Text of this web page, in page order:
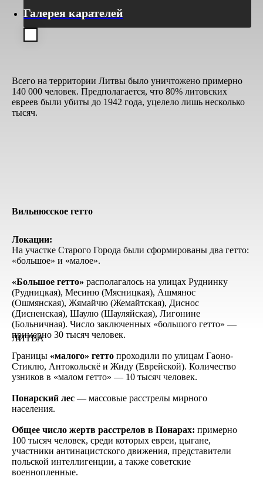
ЛИТВА
Галерея карателей
Всего на территории Литвы было уничтожено примерно
140 000 человек. Предполагается, что 80% литовских
евреев были убиты до 1942 года, уцелело лишь несколько
тысяч.
Вильнюсское гетто
Локации:
На участке Старого Города были сформированы два гетто:
«большое» и «малое».
«Большое гетто» располагалось на улицах Руднинку
(Рудницкая), Месиню (Мясницкая), Ашмянос
(Ошмянская), Жямайчю (Жемайтская), Диснос
(Дисненская), Шаулю (Шауляйская), Лигонине
(Больничная). Число заключенных «большого гетто» —
примерно 30 тысяч человек.
Границы «малого» гетто проходили по улицам Гаоно-
Стиклю, Антокольскё и Жиду (Еврейской). Количество
узников в «малом гетто» — 10 тысяч человек.
Понарский лес — массовые расстрелы мирного
населения.
Общее число жертв расстрелов в Понарах: примерно
100 тысяч человек, среди которых евреи, цыгане,
участники антинацистского движения, представители
польской интеллигенции, а также советские
военнопленные.